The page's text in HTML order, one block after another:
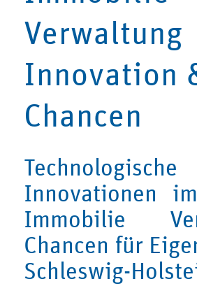
Verwaltung
Innovation
Chancen
Technologische
Innovationen
Immobilie
Chancen für
Schleswig-